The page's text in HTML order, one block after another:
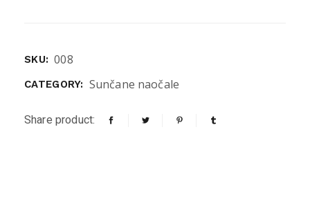
SKU: 008
CATEGORY: Sunčane naočale
Share product: